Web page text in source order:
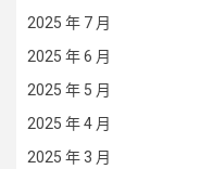
2025 年 7 月
2025 年 6 月
2025 年 5 月
2025 年 4 月
2025 年 3 月